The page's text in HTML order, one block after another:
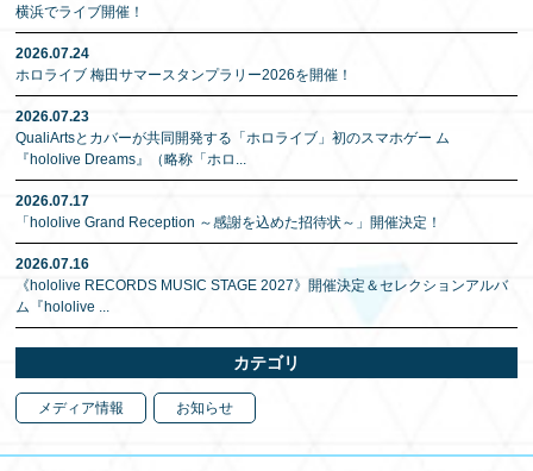
横浜でライブ開催！
2026.07.24
ホロライブ 梅田サマースタンプラリー2026を開催！
2026.07.23
QualiArtsとカバーが共同開発する「ホロライブ」初のスマホゲー ム
『hololive Dreams』（略称「ホロ
2026.07.17
「hololive Grand Reception ～感謝を込めた招待状～」開催決定！
2026.07.16
《hololive RECORDS MUSIC STAGE 2027》開催決定＆セレクションアルバ
ム『hololive
カテゴリ
メディア情報 お知らせ